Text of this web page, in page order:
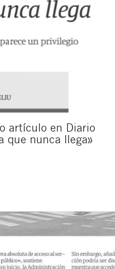
artículo en Diario
que nunca llega»